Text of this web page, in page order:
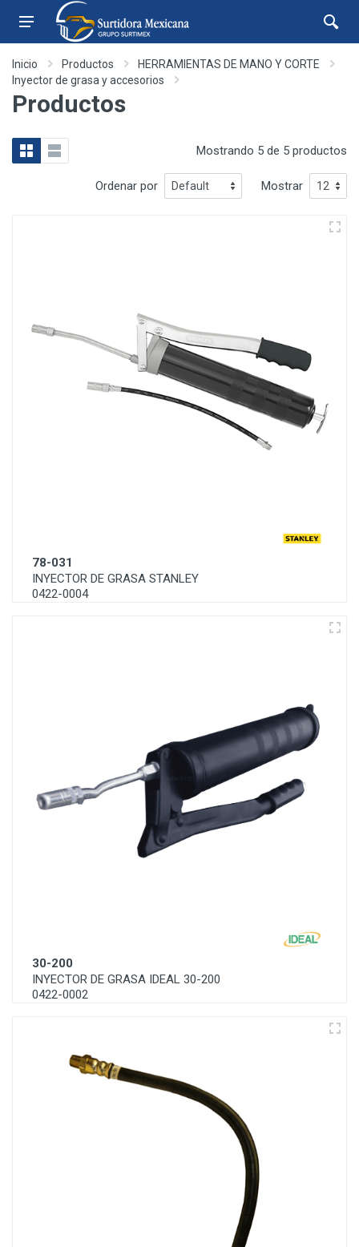
Inicio Productos
HERRAMIENTAS DE MANO Y CORTE
Inyector de grasa y accesorios
Productos
Mostrando 5 de 5 productos
Ordenar por Mostrar
78-031
INYECTOR DE GRASA STANLEY
0422-0004
30-200
INYECTOR DE GRASA IDEAL 30-200
0422-0002